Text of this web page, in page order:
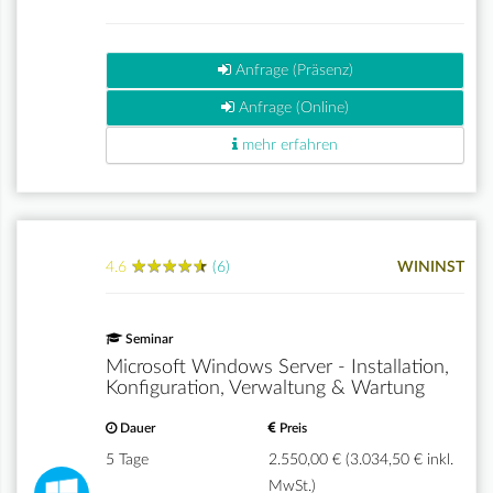
Anfrage (Präsenz)
Anfrage (Online)
mehr erfahren
4.6 ★★★★★
★★★★★ (6) WININST
Seminar
Microsoft Windows Server - Installation,
Konfiguration, Verwaltung & Wartung
Dauer
5 Tage
Preis
2.550,00 € (3.034,50 € inkl.
MwSt.)